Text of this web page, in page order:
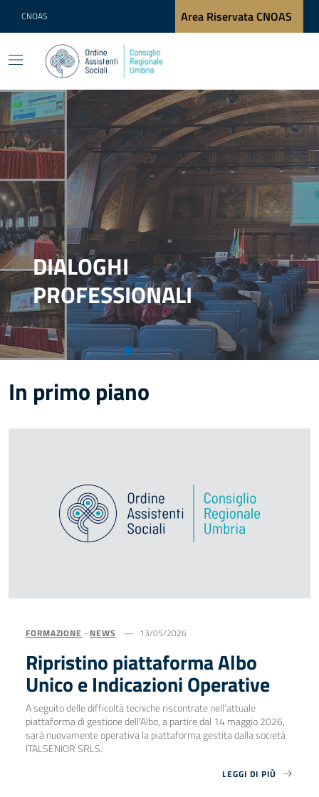
CNOAS Area Riservata CNOAS
DIALOGHI
PROFESSIONALI
In primo piano
FORMAZIONE - NEWS 13/05/2026
Ripristino piattaforma Albo
Unico e Indicazioni Operative
A seguito delle difficoltà tecniche riscontrate nell’attuale
piattaforma di gestione dell’Albo, a partire dal 14 maggio 2026,
sarà nuovamente operativa la piattaforma gestita dalla società
ITALSENIOR SRLS.
LEGGI DI PIÙ